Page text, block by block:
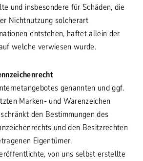
und insbesondere für Schäden, die
Nichtnutzung solcherart
entstehen, haftet allein der
welche verwiesen wurde.
genannten und ggf.
Marken- und Warenzeichen
den Bestimmungen des
und den Besitzrechten
Eigentümer.
von uns selbst erstellte